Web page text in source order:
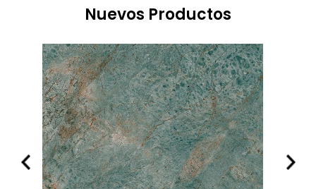
Nuevos Productos